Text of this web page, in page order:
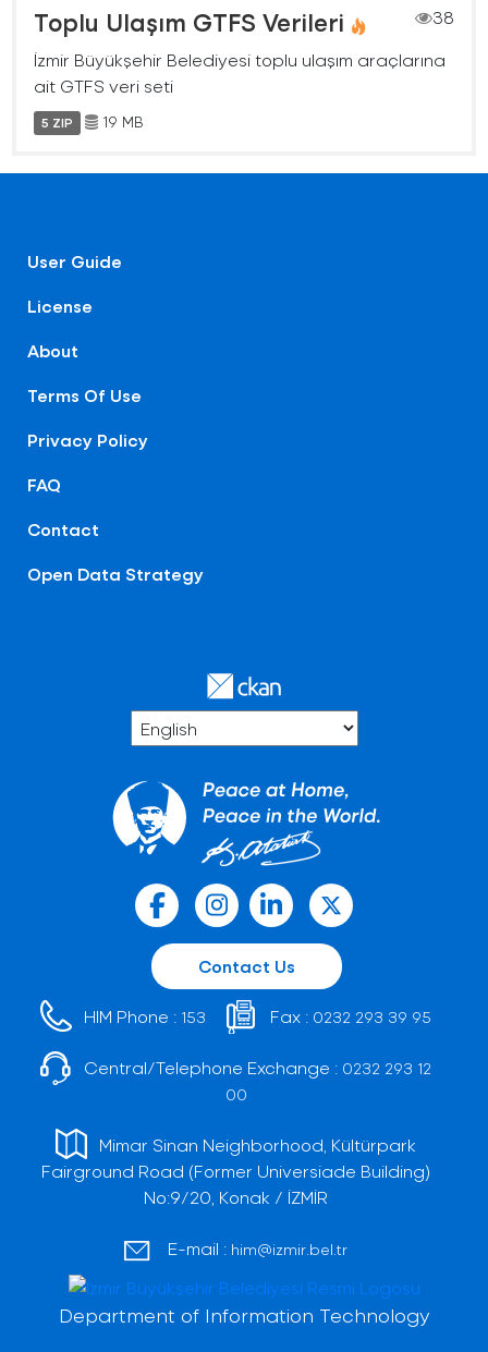
Toplu Ulaşım GTFS Verileri
38
İzmir Büyükşehir Belediyesi toplu ulaşım araçlarına
ait GTFS veri seti
5 ZIP 19 MB
User Guide
License
About
Terms Of Use
Privacy Policy
FAQ
Contact
Open Data Strategy
Contact Us
HIM Phone : 153 Fax : 0232 293 39 95
Central/Telephone Exchange : 0232 293 12
00
Mimar Sinan Neighborhood, Kültürpark
Fairground Road (Former Universiade Building)
No:9/20, Konak / İZMİR
E-mail : him@izmir.bel.tr
Department of Information Technology